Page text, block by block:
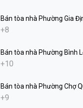
Bán tòa nhà Phường Gia
+8
Bán tòa nhà Phường Bình
+10
Bán tòa nhà Phường Chợ
+9